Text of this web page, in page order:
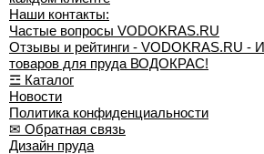
Наши контакты:
Частые вопросы VODOKRAS.RU
Отзывы и рейтинги - VODOKRAS.RU -
товаров для пруда ВОДОКРАС!
☲ Каталог
Новости
Политика конфиденциальности
✉ Обратная связь
Дизайн пруда